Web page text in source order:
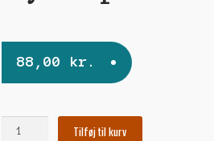
88,00 kr.
Tilføj til kurv